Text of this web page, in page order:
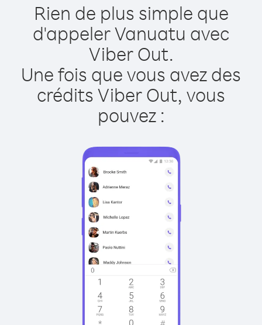
Rien de plus simple que
d'appeler Vanuatu avec
Viber Out.
Une fois que vous avez des
crédits Viber Out, vous
pouvez :